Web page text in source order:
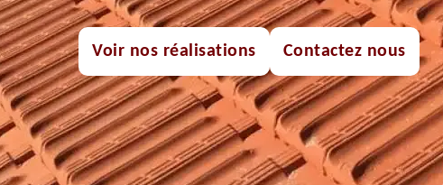
Voir nos réalisations Contactez nous